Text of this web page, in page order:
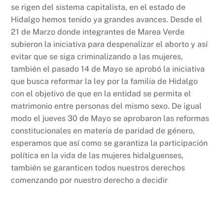
se rigen del sistema capitalista, en el estado de
Hidalgo hemos tenido ya grandes avances. Desde el
21 de Marzo donde integrantes de Marea Verde
subieron la iniciativa para despenalizar el aborto y así
evitar que se siga criminalizando a las mujeres,
también el pasado 14 de Mayo se aprobó la iniciativa
que busca reformar la ley por la familia de Hidalgo
con el objetivo de que en la entidad se permita el
matrimonio entre personas del mismo sexo. De igual
modo el jueves 30 de Mayo se aprobaron las reformas
constitucionales en materia de paridad de género,
esperamos que así como se garantiza la participación
política en la vida de las mujeres hidalguenses,
también se garanticen todos nuestros derechos
comenzando por nuestro derecho a decidir